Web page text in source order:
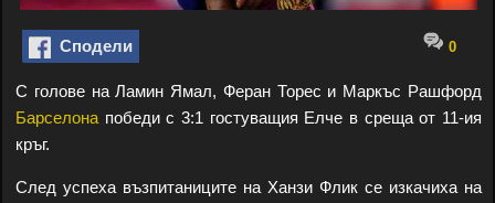
Сподели 0
С голове на Ламин Ямал, Феран Торес и Маркъс Рашфорд
Барселона победи с 3:1 гостуващия Елче в среща от 11-ия
кръг.
След успеха възпитаниците на Ханзи Флик се изкачиха на